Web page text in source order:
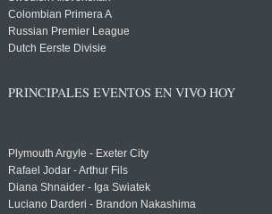
Colombian Primera A
Russian Premier League
Dutch Eerste Divisie
PRINCIPALES EVENTOS EN VIVO HOY
Plymouth Argyle - Exeter City
Rafael Jodar - Arthur Fils
Diana Shnaider - Iga Swiatek
Luciano Darderi - Brandon Nakashima